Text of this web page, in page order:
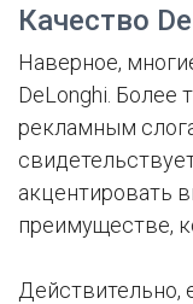
Качество
Наверное,
DeLonghi. Более
рекламным
акцентировать
преимуществе,
Действительно,